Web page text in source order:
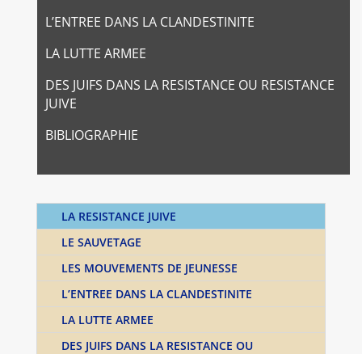
L’ENTREE DANS LA CLANDESTINITE
LA LUTTE ARMEE
DES JUIFS DANS LA RESISTANCE OU RESISTANCE
JUIVE
BIBLIOGRAPHIE
LA RESISTANCE JUIVE
LE SAUVETAGE
LES MOUVEMENTS DE JEUNESSE
L’ENTREE DANS LA CLANDESTINITE
LA LUTTE ARMEE
DES JUIFS DANS LA RESISTANCE OU